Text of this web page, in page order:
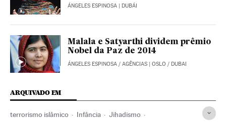
ÁNGELES ESPINOSA | DUBÁI
Malala e Satyarthi dividem prêmio
Nobel da Paz de 2014
ÁNGELES ESPINOSA / AGÊNCIAS | OSLO / DUBAI
ARQUIVADO EM
terrorismo islâmico Infância Jihadismo